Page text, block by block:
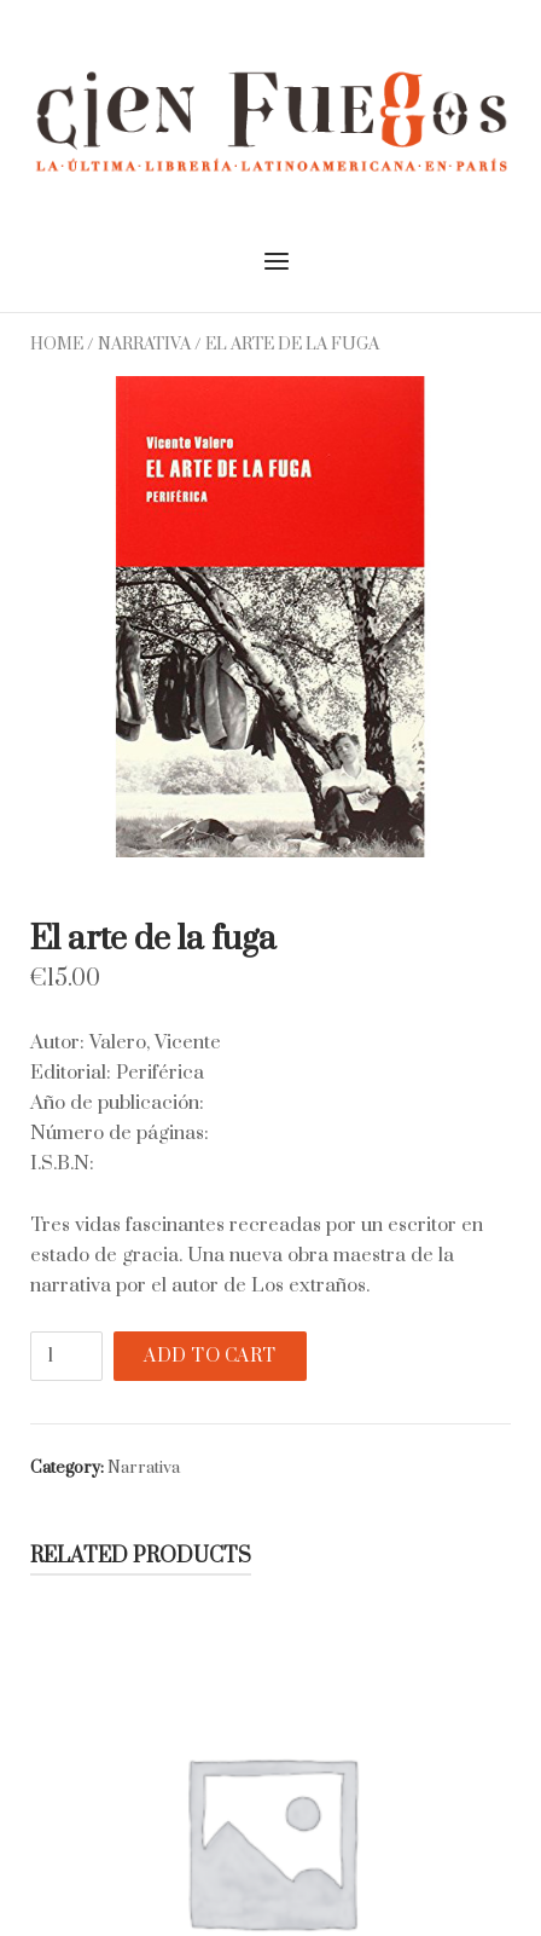
Menu
HOME/ NARRATIVA/ EL ARTE DE LA FUGA
El arte de la fuga
€15.00
Autor: Valero, Vicente
Editorial: Periférica
Año de publicación:
Número de páginas:
I.S.B.N:
Tres vidas fascinantes recreadas por un escritor en
estado de gracia. Una nueva obra maestra de la
narrativa por el autor de Los extraños.
la
fuga
quantity
ADD TO CART
Category:Narrativa
RELATED PRODUCTS